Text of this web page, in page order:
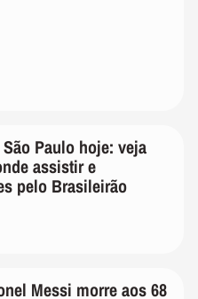
Paulo hoje: veja
assistir e
pelo Brasileirão
Messi morre aos 68